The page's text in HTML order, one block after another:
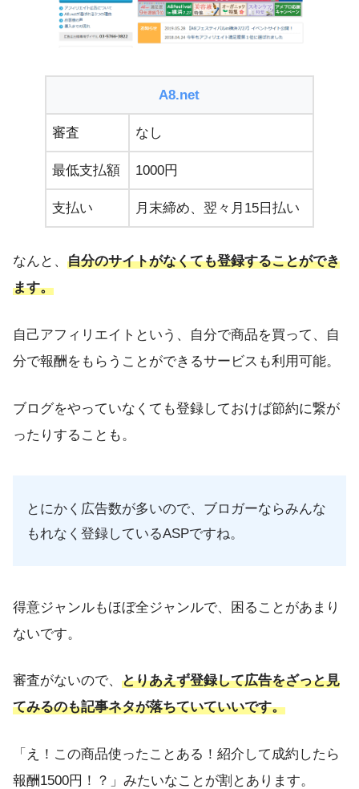
A8.net
審査 なし
最低支払額 1000円
支払い 月末締め、翌々月15日払い
なんと、 自分のサイトがなくても登録することができ
ます。
自己アフィリエイトという、自分で商品を買って、自
分で報酬をもらうことができるサービスも利用可能。
ブログをやっていなくても登録しておけば節約に繋が
ったりすることも。
とにかく広告数が多いので、ブロガーならみんな
もれなく登録しているASPですね。
得意ジャンルもほぼ全ジャンルで、困ることがあまり
ないです。
審査がないので、 とりあえず登録して広告をざっと見
てみるのも記事ネタが落ちていていいです。
「え！この商品使ったことある！紹介して成約したら
報酬1500円！？」みたいなことが割とあります。